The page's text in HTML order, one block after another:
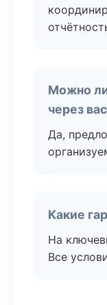
Можно
через
Да,
Какие
На
Все